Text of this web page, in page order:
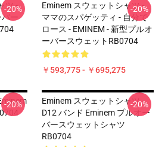
ツ -
ー
-20%
Eminem スウェットシャツ -
ママのスパゲッティ - 自分で
ロース - EMINEM - 新型プルオ
ーバースウェットRB0704
￥593,775 - ￥695,275
-20%
-20%
Eminem スウェットシャツ -
D12 バンド Eminem プルオー
バースウェットシャツ
RB0704
-20%